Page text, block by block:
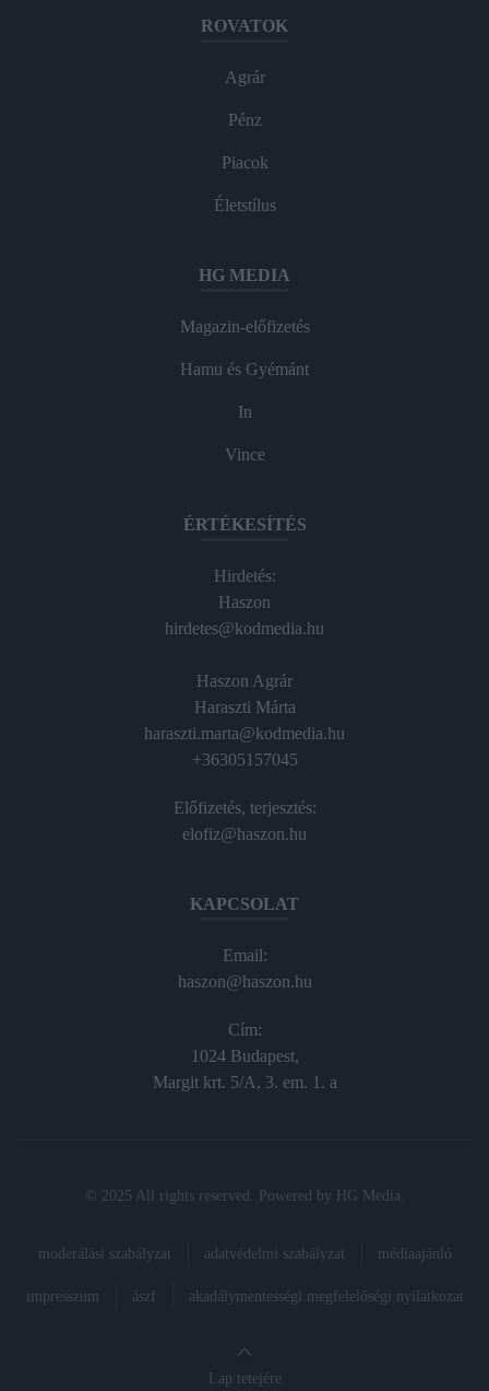
ROVATOK
Agrár
Pénz
Piacok
Életstílus
HG MEDIA
Magazin-előfizetés
Hamu és Gyémánt
In
Vince
ÉRTÉKESÍTÉS
Hirdetés:
Haszon
hirdetes@kodmedia.hu
Haszon Agrár
Haraszti Márta
haraszti.marta@kodmedia.hu
+36305157045
Előfizetés, terjesztés:
elofiz@haszon.hu
KAPCSOLAT
Email:
haszon@haszon.hu
Cím:
1024 Budapest,
Margit krt. 5/A, 3. em. 1. a
© 2025 All rights reserved. Powered by HG Media
moderálási szabályzat adatvédelmi szabályzat médiaajánló
impresszum ászf akadálymentességi megfelelőségi nyilatkozat
Lap tetejére